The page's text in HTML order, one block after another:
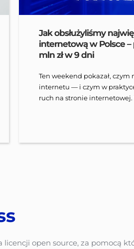
Jak obsłużyliśmy
internetową w Polsce –
mln zł w 9 dni
Ten weekend pokazał, czym
internetu — i czym w
ruch na stronie internetowej.
licencji open source, za pomocą